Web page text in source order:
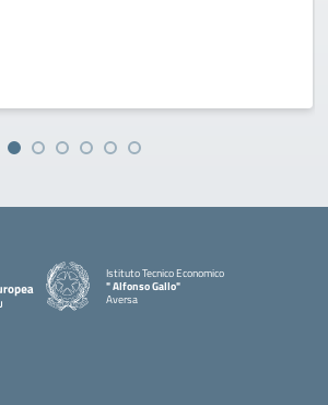
Istituto Tecnico Economico
" Alfonso Gallo"
Aversa